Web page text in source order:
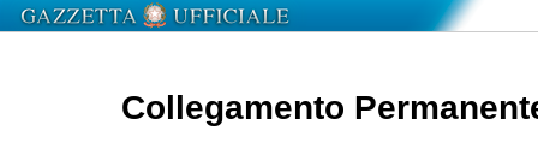
Collegamento